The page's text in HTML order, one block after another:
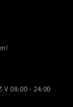
08:00 - 24:00